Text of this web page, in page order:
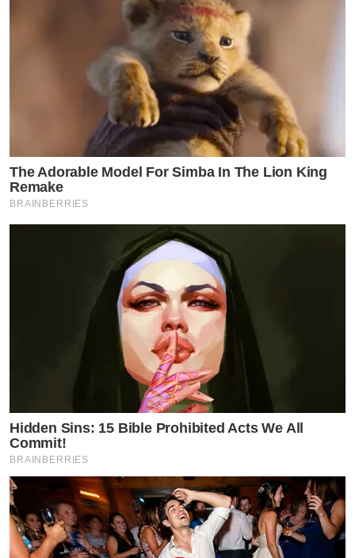
The Adorable Model For Simba In The Lion King
Remake
BRAINBERRIES
Hidden Sins: 15 Bible Prohibited Acts We All
Commit!
BRAINBERRIES